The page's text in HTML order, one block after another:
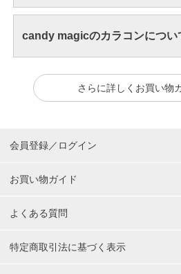
candy magicのカラコンについ
さらに詳しくお買い物
会員登録／ログイン
お買い物ガイド
よくある質問
特定商取引法に基づく表示